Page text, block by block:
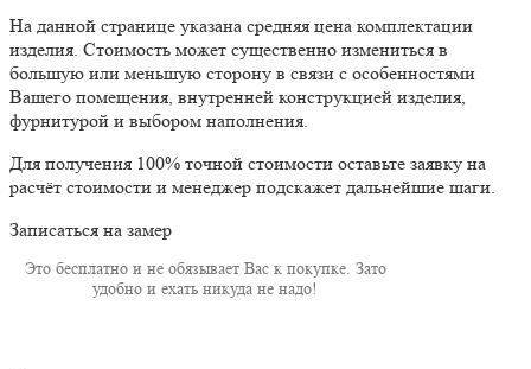
На данной странице указана средняя цена комплектации
изделия. Стоимость может существенно измениться в
большую или меньшую сторону в связи с особенностями
Вашего помещения, внутренней конструкцией изделия,
фурнитурой и выбором наполнения.
Для получения 100% точной стоимости оставьте заявку на
расчёт стоимости и менеджер подскажет дальнейшие шаги.
Записаться на замер
Это бесплатно и не обязывает Вас к покупке. Зато
удобно и ехать никуда не надо!